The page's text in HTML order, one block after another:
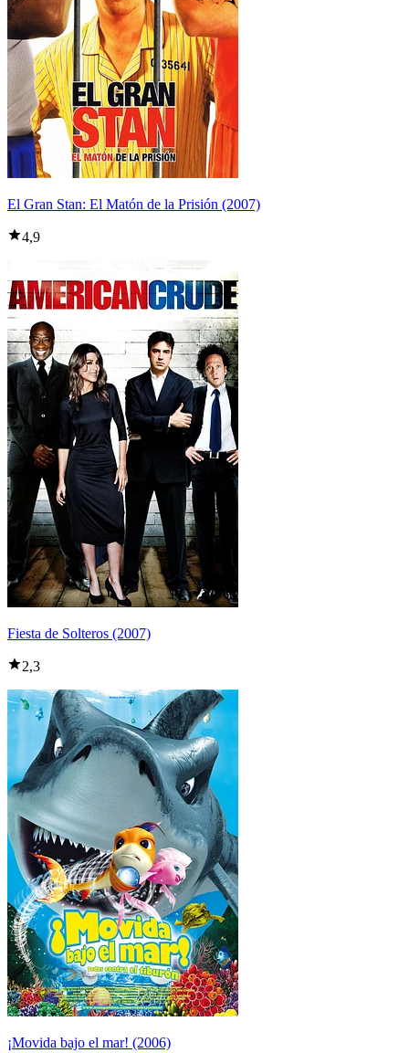
El Gran Stan: El Matón de la Prisión (2007)
4,9
Fiesta de Solteros (2007)
2,3
¡Movida bajo el mar! (2006)